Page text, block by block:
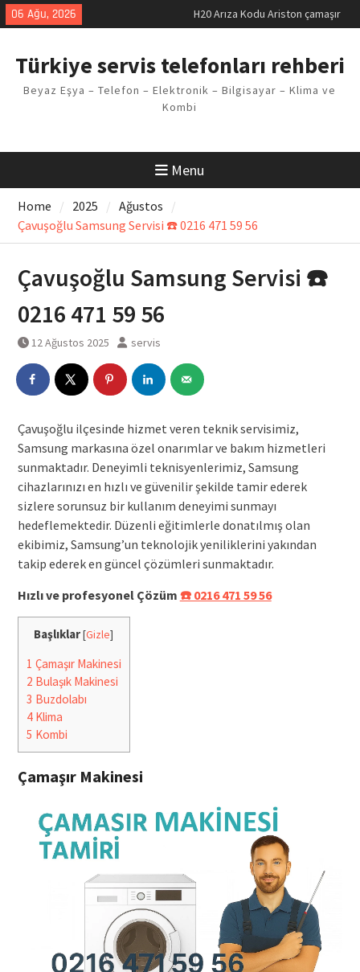
Skip
to
06 Ağu, 2026
LG kombi E2 Arızası Çözümü
Vaillant çamaşır makinesi E03
Arıza Kodu
Ferroli klima E3 Arızası Çözümü
Türkiye servis telefonları rehberi
Beyaz Eşya – Telefon – Elektronik – Bilgisayar – Klima ve
Kombi
Menu
Home 2025
Ağustos
Çavuşoğlu Samsung Servisi ☎️ 0216 471 59 56
Çavuşoğlu Samsung Servisi ☎️
0216 471 59 56
12 Ağustos 2025 servis
Çavuşoğlu ilçesinde hizmet veren teknik servisimiz,
Samsung markasına özel onarımlar ve bakım hizmetleri
sunmaktadır. Deneyimli teknisyenlerimiz, Samsung
cihazlarınızı en hızlı ve güvenilir şekilde tamir ederek
sizlere sorunsuz bir kullanım deneyimi sunmayı
hedeflemektedir. Düzenli eğitimlerle donatılmış olan
ekibimiz, Samsung’un teknolojik yeniliklerini yakından
takip ederek en güncel çözümleri sunmaktadır.
Hızlı ve profesyonel Çözüm ☎️ 0216 471 59 56
Başlıklar[Gizle]
1 Çamaşır Makinesi
2 Bulaşık Makinesi
3 Buzdolabı
4Klima
5 Kombi
Çamaşır Makinesi